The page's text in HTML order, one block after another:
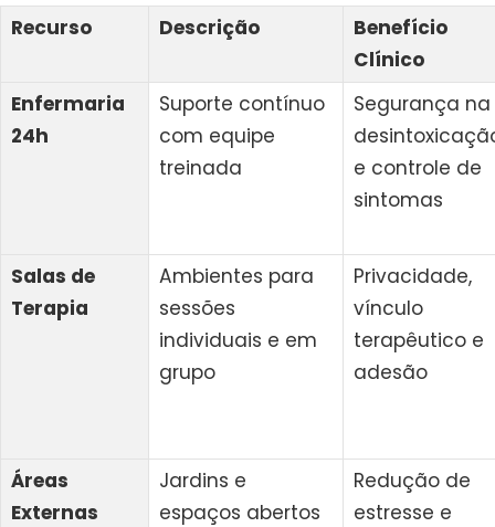
Recurso Descrição
Benefício
Clínico
Enfermaria
24h
Suporte contínuo
com equipe
treinada
Segurança na
e controle de
sintomas
Salas de
Terapia
Ambientes para
sessões
individuais e em
grupo
Privacidade,
vínculo
terapêutico e
adesão
Áreas
Externas
Jardins e
espaços abertos
Redução de
estresse e